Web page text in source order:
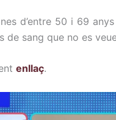
d’entre 50 i 69
sang que no es
enllaç.